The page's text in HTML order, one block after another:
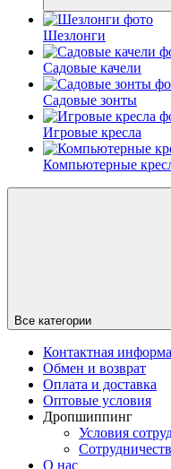
Шезлонги
Садовые качели
Садовые зонты
Игровые кресла
Компьютерные
Все категории
Контактная
Обмен и возврат
Оплата и доставка
Оптовые условия
Дропшиппинг
Условия
О нас